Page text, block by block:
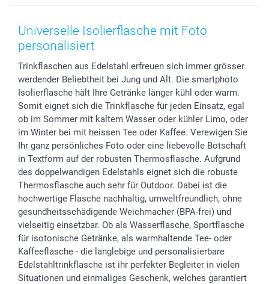
Zubehör & Material
Foto-Kalender & Agenden
Geschenk-Gutscheine (PDF)
AGB
Impressum
Partnerprogramme
Investor Relations
B2B smartbusiness
Widerrufsrecht
Muttertag
Vatertag
Hochzeit
Geburtstag
Geburt
Zu allen Anlässen
Anmelden /Registrieren
Preise und Versandkosten
72h Lieferung
Zahlungsmöglichkeiten
Sitemap
Status der Bestellung
smartfriends
smartgarantie
smartbonus
Universelle Isolierflasche mit Foto
personalisiert
Trinkflaschen aus Edelstahl erfreuen sich immer grösser
werdender Beliebtheit bei Jung und Alt. Die smartphoto
Isolierflasche hält Ihre Getränke länger kühl oder warm.
Somit eignet sich die Trinkflasche für jeden Einsatz, egal
ob im Sommer mit kaltem Wasser oder kühler Limo, oder
im Winter bei mit heissen Tee oder Kaffee. Verewigen Sie
Ihr ganz persönliches Foto oder eine liebevolle Botschaft
in Textform auf der robusten Thermosflasche. Aufgrund
des doppelwandigen Edelstahls eignet sich die robuste
Thermosflasche auch sehr für Outdoor. Dabei ist die
hochwertige Flasche nachhaltig, umweltfreundlich, ohne
gesundheitsschädigende Weichmacher (BPA-frei) und
vielseitig einsetzbar. Ob als Wasserflasche, Sportflasche
für isotonische Getränke, als warmhaltende Tee- oder
Kaffeeflasche - die langlebige und personalisierbare
Edelstahltrinkflasche ist ihr perfekter Begleiter in vielen
Situationen und einmaliges Geschenk, welches garantiert